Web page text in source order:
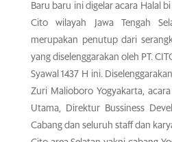
Baru baru ini digelar acara Halal
Cito wilayah Jawa Tengah
merupakan penutup dari
yang diselenggarakan oleh PT.
Syawal 1437 H ini.
Zuri Malioboro Yogyakarta,
Utama, Direktur Bussiness
Cabang dan seluruh staff dan